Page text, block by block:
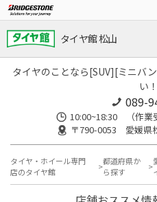
タイヤ館 松山
タイヤのことなら[SUV][ミニバ
い
089-
10:00~18:30 （作業
〒790-0053 愛媛県
タイヤ・ホイール専門
店のタイヤ館
都道府県か
ら探す